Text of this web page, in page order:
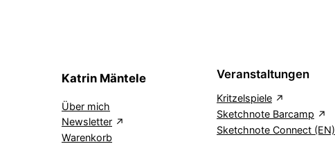
Katrin Mäntele
Über mich
Newsletter
Warenkorb
Veranstaltungen
Kritzelspiele
Sketchnote Barcamp
Sketchnote Connect (EN)